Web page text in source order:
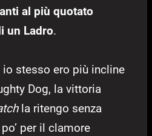
al più quotato
un Ladro.
stesso ero più incline
Dog, la vittoria
la ritengo senza
per il clamore